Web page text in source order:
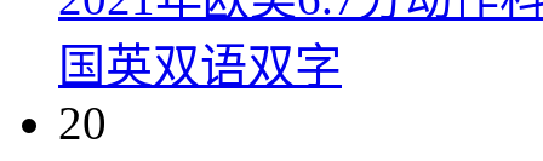
国英双语双字
20